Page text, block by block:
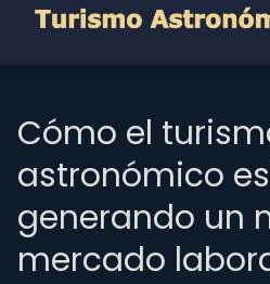
Cómo el
astronómico
generando un
mercado